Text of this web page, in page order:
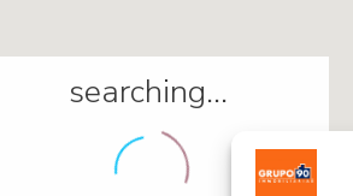
searching...